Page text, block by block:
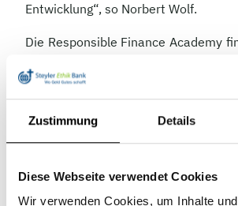
Zustimmung Details
Diese Webseite verwendet Cookies
Wir verwenden Cookies, um Inhalte
Entwicklung“, so Norbert Wolf.
Die Responsible Finance Academy
eines Seminars zum Thema Social
vom Prodekan des
Alanus Hochschule, Professor Dr.
geleitet wird. Bei dem Seminar
theoretischen Grundlagen
Bedingungen gestartet. Studierende